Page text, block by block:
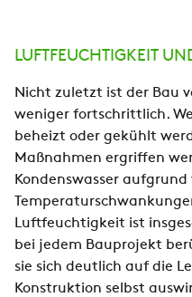
LUFTFEUCHTIGKEIT
Nicht zuletzt ist der Bau
weniger fortschrittlich.
beheizt oder gekühlt
Maßnahmen ergriffen
Kondenswasser aufgrund
Luftfeuchtigkeit ist
bei jedem Bauprojekt
sie sich deutlich auf die
Konstruktion selbst